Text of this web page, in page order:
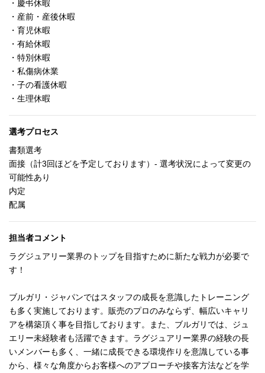
・慶弔休暇
・産前・産後休暇
・育児休暇
・有給休暇
・特別休暇
・私傷病休業
・子の看護休暇
・生理休暇
選考プロセス
書類選考
面接（計3回ほどを予定しております）- 選考状況によって変更の
可能性あり
内定
配属
担当者コメント
ラグジュアリー業界のトップを目指すために新たな戦力が必要で
す！
ブルガリ・ジャパンではスタッフの成長を意識したトレーニング
も多く実施しております。販売のプロのみならず、幅広いキャリ
アを構築頂く事を目指しております。また、ブルガリでは、ジュ
エリー未経験者も活躍できます。ラグジュアリー業界の経験の長
いメンバーも多く、一緒に成長できる環境作りを意識している事
から、様々な角度からお客様へのアプローチや接客方法などを学